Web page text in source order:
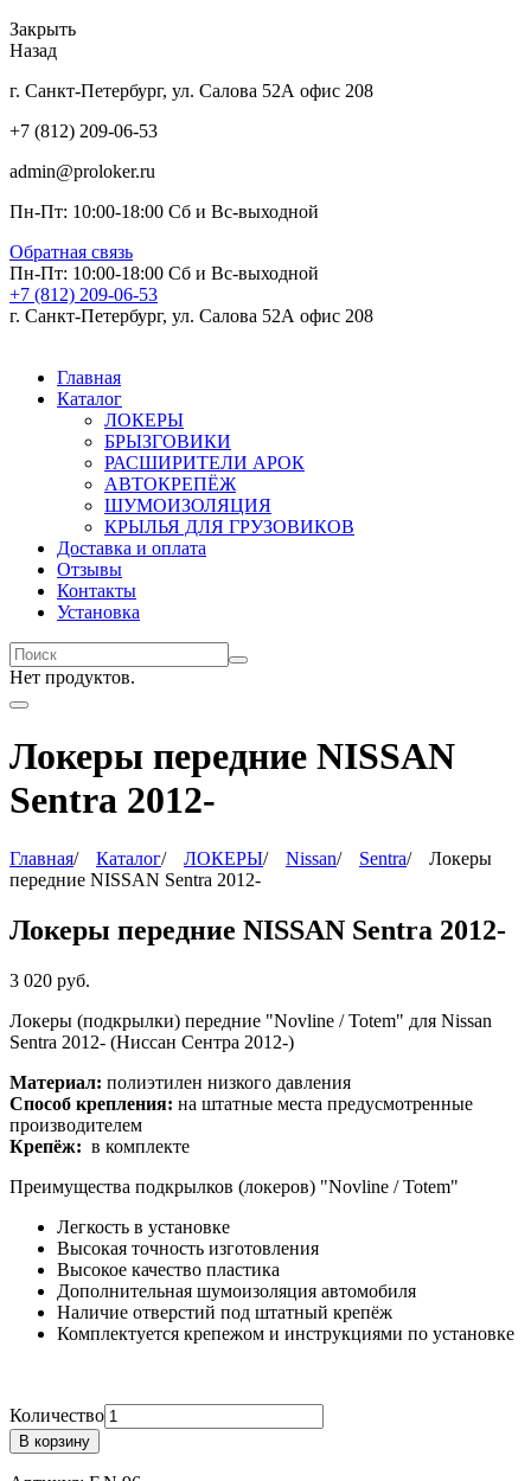
Закрыть
Назад
г. Санкт-Петербург, ул. Салова 52А офис 208
+7 (812) 209-06-53
admin@proloker.ru
Пн-Пт: 10:00-18:00 Сб и Вс-выходной
Обратная связь
Пн-Пт: 10:00-18:00 Сб и Вс-выходной
+7 (812) 209-06-53
г. Санкт-Петербург, ул. Салова 52А офис 208
Главная
Каталог
ЛОКЕРЫ
БРЫЗГОВИКИ
РАСШИРИТЕЛИ АРОК
АВТОКРЕПЁЖ
ШУМОИЗОЛЯЦИЯ
КРЫЛЬЯ ДЛЯ ГРУЗОВИКОВ
Доставка и оплата
Отзывы
Контакты
Установка
Нет продуктов.
Локеры передние NISSAN
Sentra 2012-
Главная/ Каталог/ ЛОКЕРЫ/ Nissan/ Sentra/
Локеры
передние NISSAN Sentra 2012-
Локеры передние NISSAN Sentra 2012-
3 020 руб.
Локеры (подкрылки) передние "Novline / Totem" для Nissan
Sentra 2012- (Ниссан Сентра 2012-)
Материал: полиэтилен низкого давления
Способ крепления: на штатные места предусмотренные
производителем
Крепёж: в комплекте
Преимущества подкрылков (локеров) "Novline / Totem"
Легкость в установке
Высокая точность изготовления
Высокое качество пластика
Дополнительная шумоизоляция автомобиля
Наличие отверстий под штатный крепёж
Комплектуется крепежом и инструкциями по установке
Количество
В корзину